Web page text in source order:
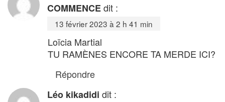
COMMENCEdit :
13 février 2023 à 2 h 41 min
Loïcia Martial
TU RAMÈNES ENCORE TA MERDE ICI?
Répondre
Léo kikadidi dit :